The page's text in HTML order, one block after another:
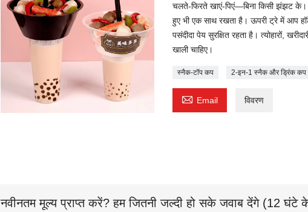
चलते-फिरते खाएं-पिएं—बिना किसी झंझट
हुए भी एक साथ रखता है। ऊपरी ट्रे में आप
पसंदीदा पेय सुरक्षित रहता है। त्योहारों,
खाली चाहिए।
स्नैक-टॉप कप 2-इन-1 स्नैक और ड्रिंक कप
 Email विवरण
नवीनतम मूल्य प्राप्त करें? हम जितनी जल्दी हो सके जवाब देंगे (12 घंटे